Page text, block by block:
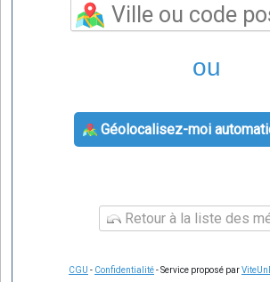
ou
Géolocalisez-moi
Retour à la liste des
CGU - Confidentialité- Service proposé par